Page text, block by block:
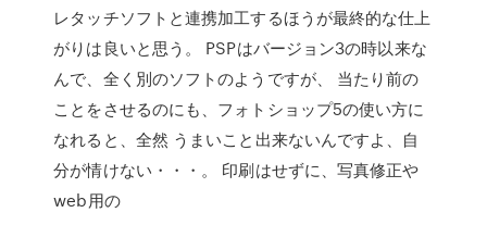
レタッチソフトと連携加工するほうが最終的な仕上
がりは良いと思う。 PSPはバージョン3の時以来な
んで、全く別のソフトのようですが、 当たり前の
ことをさせるのにも、フォトショップ5の使い方に
なれると、全然 うまいこと出来ないんですよ、自
分が情けない・・・。 印刷はせずに、写真修正や
web用の